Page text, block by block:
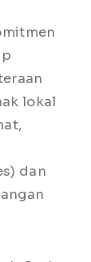
lokal
dan